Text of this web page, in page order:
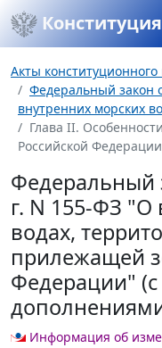
Акты конституционного
Федеральный закон
внутренних морских
Глава II.
Российской
Федеральный
г. N 155-ФЗ "О
водах,
прилежащей
Федерации"
Информация об